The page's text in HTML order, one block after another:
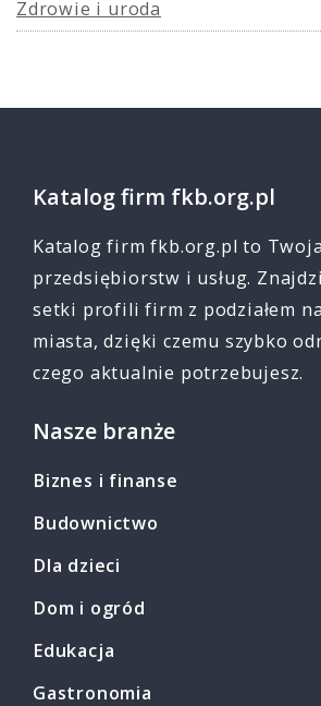
Zdrowie i uroda
Katalog firm fkb.org.pl
Katalog firm fkb.org.pl to
przedsiębiorstw i usług.
setki profili firm z podziałem
miasta, dzięki czemu szybko
czego aktualnie potrzebujesz.
Nasze branże
Biznes i finanse
Budownictwo
Dla dzieci
Dom i ogród
Edukacja
Gastronomia